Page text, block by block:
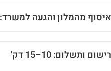
איסוף מהמלון והגעה למשרד: 20–30 דק'
רישום ותשלום: 10–15 דק'